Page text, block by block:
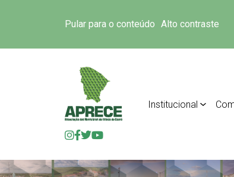
Pular para o conteúdo Alto contraste
Institucional